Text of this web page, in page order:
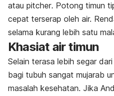
atau pitcher. Potong timun
cepat terserap oleh air.
selama kurang lebih satu
Khasiat air timun
Selain terasa lebih segar
bagi tubuh sangat mujarab
masalah kesehatan. Jika